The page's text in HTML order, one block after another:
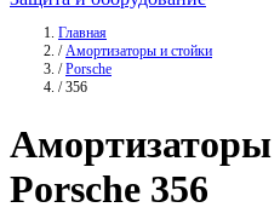
Главная
/ Амортизаторы и стойки
/ Porsche
/ 356
Амортизаторы
Porsche 356